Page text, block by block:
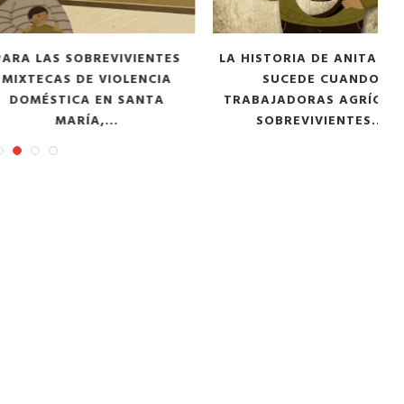
DE VIOLENCIA
EN SANTA
MARÍA,...
LA HISTORIA DE ANITA: ¿QUÉ
SUCEDE CUANDO
TRABAJADORAS AGRÍCOLAS
SOBREVIVIENTES...
Tu voz importa ¡Sal a votar!
11/03/2025